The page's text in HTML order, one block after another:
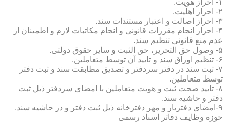
۲- احراز اهلیت.
۳- احراز اصالت و اعتبار مستندات سند.
۴- احراز انجام مقررات قانونی و انجام مکاتبات لازم و اطمینان از
عدم منع قانونی تنظیم سند.
۵- وصول حق التحریر، حق الثبت و سایر حقوق دولتی.
۶- تنظیم اوراق سند و تایید آن توسط متعاملین.
۷- ثبت سند در دفتر سردفتر و تصدیق مطابقت سند و ثبت دفتر
توسط متعاملین.
۸- تایید صحت ثبت و هویت متعاملین با امضای سردفتر ذیل ثبت
دفتر و حاشیه سند.
۹-امضای دفتریار و مهر دفترخانه ذیل ثبت دفتر و در حاشیه سند.
حوزه وظایف دفاتر اسناد رسمی